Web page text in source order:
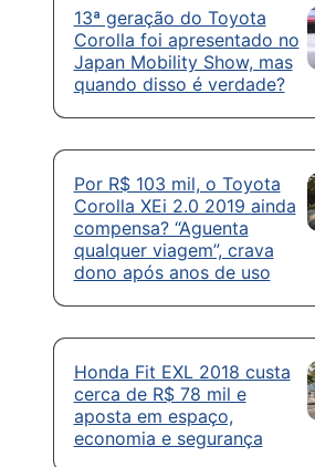
13ª geração do Toyota
Corolla foi apresentado no
Japan Mobility Show, mas
quando disso é verdade?
Por R$ 103 mil, o Toyota
Corolla XEi 2.0 2019 ainda
compensa? “Aguenta
qualquer viagem”, crava
dono após anos de uso
Honda Fit EXL 2018 custa
cerca de R$ 78 mil e
aposta em espaço,
economia e segurança